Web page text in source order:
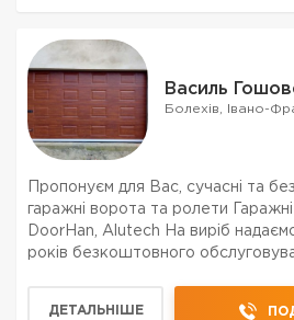
Василь
Болехів, Івано-
Пропонуєм для Вас, сучасні та
гаражні ворота та ролети
DoorHan, Alutech На виріб
років безкоштовного
ДЕТАЛЬНІШЕ